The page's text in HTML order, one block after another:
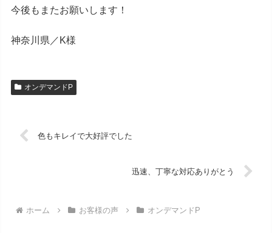
今後もまたお願いします！
神奈川県／K様
オンデマンドP
色もキレイで大好評でした
迅速、丁寧な対応ありがとう
ホーム お客様の声 オンデマンドP